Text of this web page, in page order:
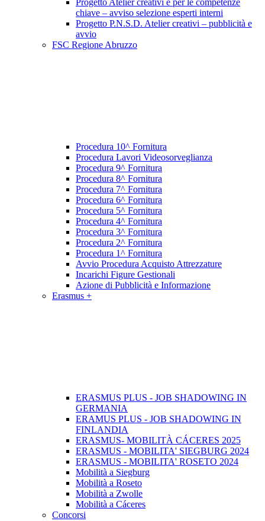
Progetto Atelier creativi e per le competenze
chiave – avviso selezione esperti interni
Progetto P.N.S.D. Atelier creativi – pubblicità e
avvio
FSC Regione Abruzzo
Procedura 10^ Fornitura
Procedura Lavori Videosorveglianza
Procedura 9^ Fornitura
Procedura 8^ Fornitura
Procedura 7^ Fornitura
Procedura 6^ Fornitura
Procedura 5^ Fornitura
Procedura 4^ Fornitura
Procedura 3^ Fornitura
Procedura 2^ Fornitura
Procedura 1^ Fornitura
Avvio Procedura Acquisto Attrezzature
Incarichi Figure Gestionali
Azione di Pubblicità e Informazione
Erasmus +
ERASMUS PLUS - JOB SHADOWING IN
GERMANIA
ERAMUS PLUS - JOB SHADOWING IN
FINLANDIA
ERASMUS- MOBILITÀ CÁCERES 2025
ERASMUS - MOBILITA' SIEGBURG 2024
ERASMUS - MOBILITA' ROSETO 2024
Mobilità a Siegburg
Mobilità a Roseto
Mobilità a Zwolle
Mobilità a Cáceres
Concorsi